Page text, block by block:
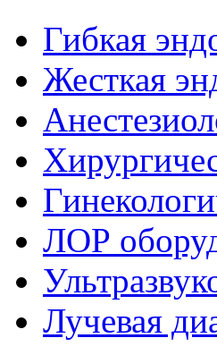
Гибкая
Жесткая
ЛОР
Лучевая